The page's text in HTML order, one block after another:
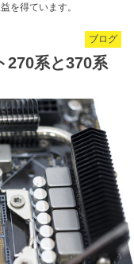
を得ています。
ブログ
270系と370系